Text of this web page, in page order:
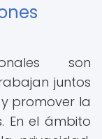
son
juntos
promover la
En el ámbito